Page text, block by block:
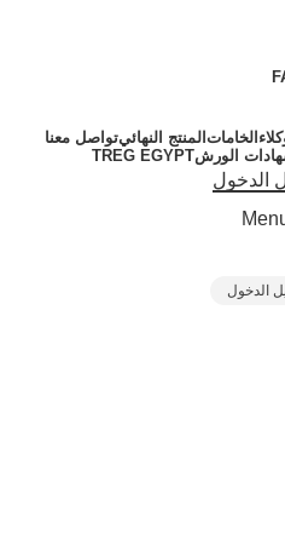
الخامات المنتج النهائيتواصل معنا
الورشTREG EGYPT
الدخول
الدخول